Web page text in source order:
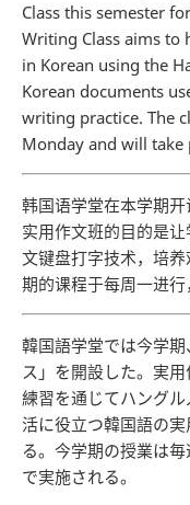
Class this semester
Writing Class aims to
in Korean using the
Korean documents
writing practice. The
Monday and will take
韩国语学堂在本学期
实用作文班的目的是
文键盘打字技术，培
期的课程于每周一进行
韓国語学堂では今学
ス」を開設した。実
練習を通じてハング
活に役立つ韓国語の
る。今学期の授業は
で実施される。